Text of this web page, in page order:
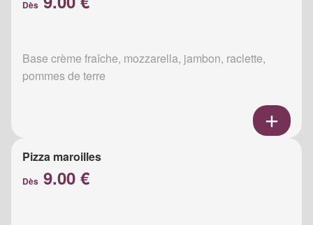
Dès
Base crème fraîche, mozzarella, jambon, raclette,
pommes de terre
Pizza maroilles
Dès 9.00 €